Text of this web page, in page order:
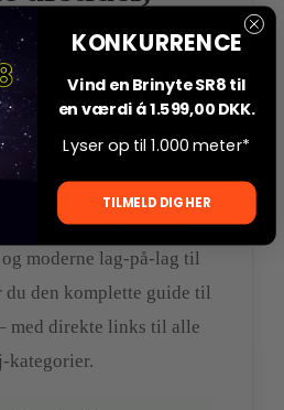
og
dansk design med
funktionalitet. I vores
alt fra lydsvage pürsch-
vinterdragter, klassisk
moderne lag-på-lag til
den komplette guide til
med direkte links til alle
kategorier.
KONKURRENCE
Vind en Brinyte SR8 til
en værdi á 1.599,00 DKK.
Lyser op til 1.000 meter*
TILMELD DIG HER